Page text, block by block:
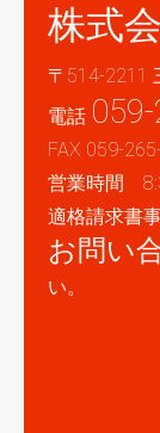
株式
〒514-2211
電話
FAX 059-
営業時間
適格請求書
お問い
い。